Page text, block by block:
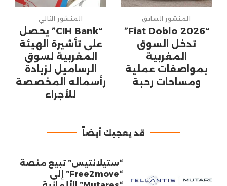
المنشور السابق
“Fiat Doblo 2026”
تدخل السوق
المغربية
بمواصفات عملية
ومساحات رحبة
المنشور التالي
“CIH Bank” يحصل
على تأشيرة الهيئة
المغربية لسوق
الرساميل لزيادة
رأسماله المخصصة
للأجراء
قد يعجبك أيضاً
“ستيلانتيس” تبيع منصة
“Free2move” إلى